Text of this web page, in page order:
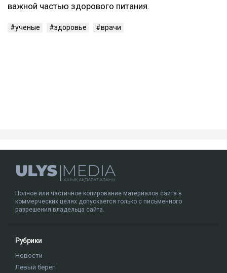
важной частью здорового питания.
ученые здоровье врачи
Полное или частичное копирование материалов сайта в
коммерческих целях допускается только с письменного
разрешения владельца сайта.
Рубрики
Новости
Левый берег